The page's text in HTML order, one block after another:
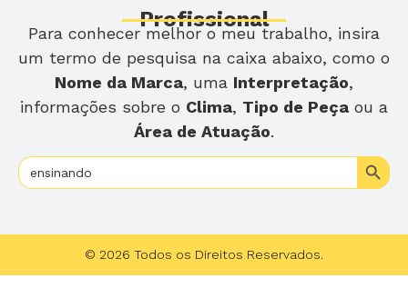
Profissional
Para conhecer melhor o meu trabalho, insira
um termo de pesquisa na caixa abaixo, como o
Nome da Marca, uma Interpretação,
informações sobre o Clima, Tipo de Peça ou a
Área de Atuação.
Search
for:
© 2026 Todos os Direitos Reservados.